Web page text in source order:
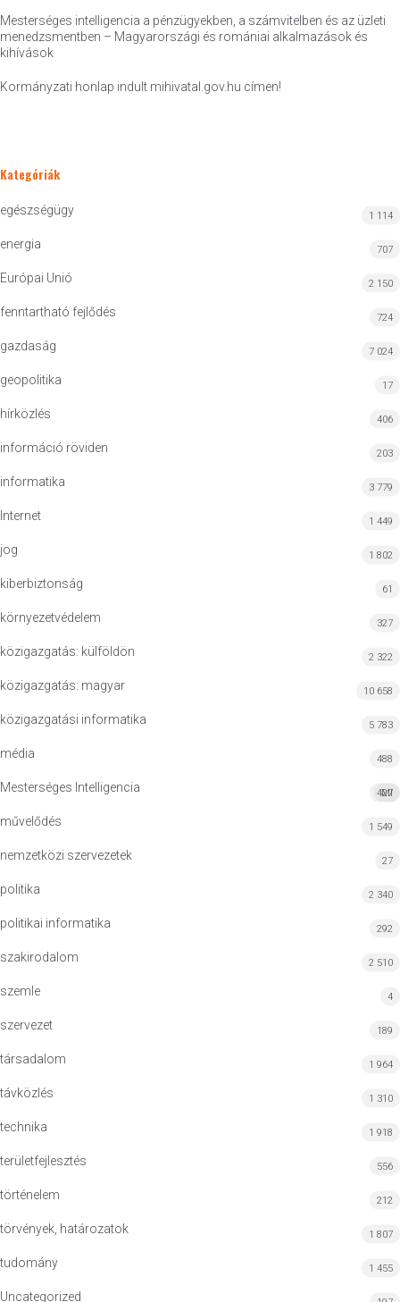
Mesterséges intelligencia a pénzügyekben, a számvitelben és az üzleti
menedzsmentben – Magyarországi és romániai alkalmazások és
kihívások
Kormányzati honlap indult mihivatal.gov.hu címen!
Kategóriák
egészségügy 1 114
energia 707
Európai Unió 2 150
fenntartható fejlődés 724
gazdaság 7 024
geopolitika 17
hírközlés 406
információ röviden 203
informatika 3 779
Internet 1 449
jog 1 802
kiberbiztonság 61
környezetvédelem 327
közigazgatás: külföldön 2 322
közigazgatás: magyar 10 658
közigazgatási informatika 5 783
média 488
Mesterséges Intelligencia MI
427
művelődés 1 549
nemzetközi szervezetek 27
politika 2 340
politikai informatika 292
szakirodalom 2 510
szemle 4
szervezet 189
társadalom 1 964
távközlés 1 310
technika 1 918
területfejlesztés 556
történelem 212
törvények, határozatok 1 807
tudomány 1 455
Uncategorized